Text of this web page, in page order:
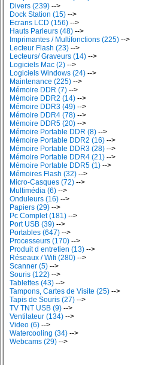
Divers (239) -->
Dock Station (15) -->
Ecrans LCD (156) -->
Hauts Parleurs (48) -->
Imprimantes / Multifonctions (225) -->
Lecteur Flash (23) -->
Lecteurs/ Graveurs (14) -->
Logiciels Mac (2) -->
Logiciels Windows (24) -->
Maintenance (225) -->
Mémoire DDR (7) -->
Mémoire DDR2 (14) -->
Mémoire DDR3 (49) -->
Mémoire DDR4 (78) -->
Mémoire DDR5 (20) -->
Mémoire Portable DDR (8) -->
Mémoire Portable DDR2 (16) -->
Mémoire Portable DDR3 (28) -->
Mémoire Portable DDR4 (21) -->
Mémoire Portable DDR5 (1) -->
Mémoires Flash (32) -->
Micro-Casques (72) -->
Multimédia (6) -->
Onduleurs (16) -->
Papiers (29) -->
Pc Complet (181) -->
Port USB (39) -->
Portables (647) -->
Processeurs (170) -->
Produit d entretien (13) -->
Réseaux / Wifi (280) -->
Scanner (5) -->
Souris (122) -->
Tablettes (43) -->
Tampons, Cartes de Visite (25) -->
Tapis de Souris (27) -->
TV TNT USB (9) -->
Ventilateur (134) -->
Video (6) -->
Watercooling (34) -->
Webcams (29) -->